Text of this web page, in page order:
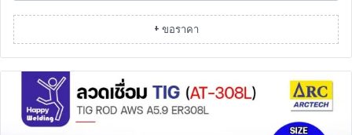
+ ขอราคา